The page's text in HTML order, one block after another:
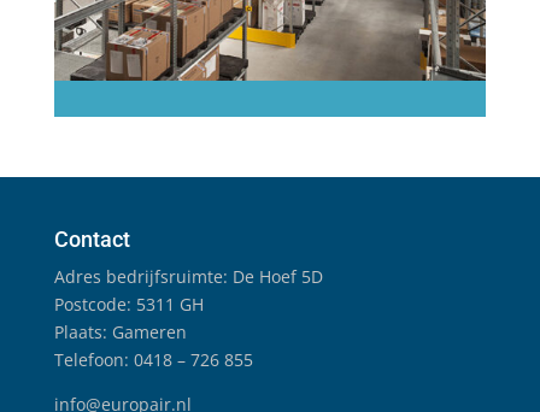
Contact
Adres bedrijfsruimte: De Hoef 5D
Postcode: 5311 GH
Plaats: Gameren
Telefoon: 0418 – 726 855
info@europair.nl